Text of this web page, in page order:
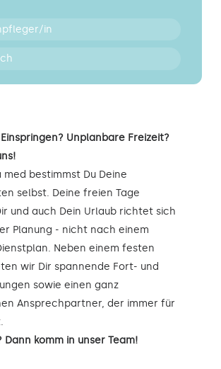
in
Unplanbare Freizeit?
med bestimmst Du Deine
selbst. Deine freien Tage
und auch Dein Urlaub richtet sich
Planung - nicht nach einem
Neben einem festen
wir Dir spannende Fort- und
sowie einen ganz
Ansprechpartner, der immer für
Dann komm in unser Team!